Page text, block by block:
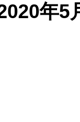
年5